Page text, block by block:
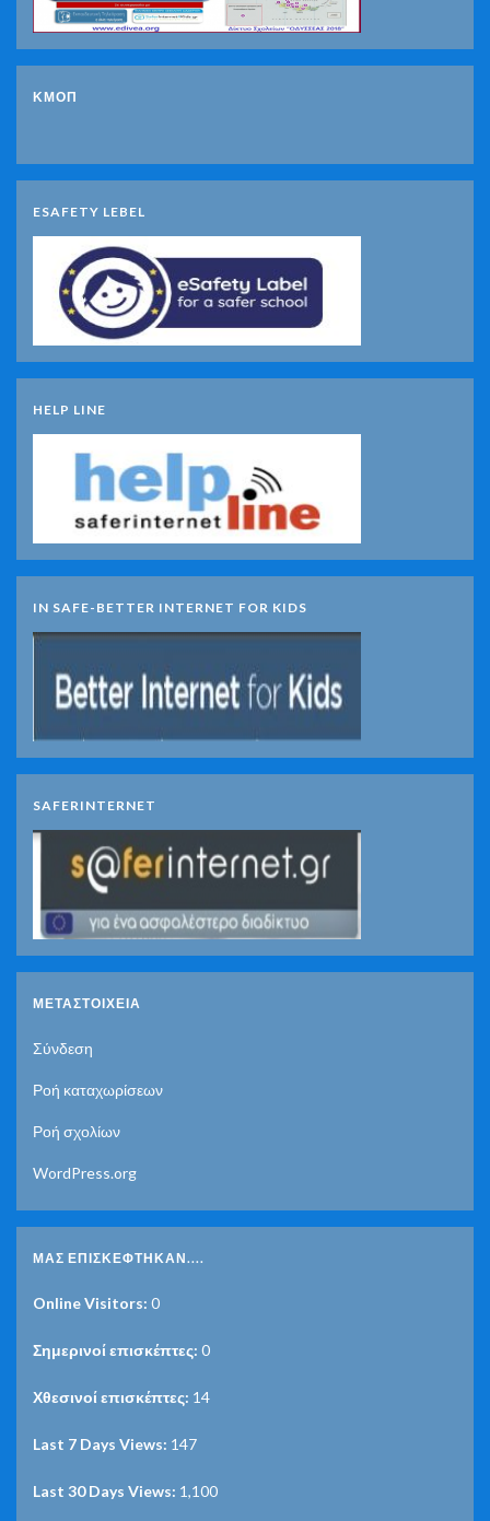
ΚΜΟΠ
ESAFETY LEBEL
HELP LINE
IN SAFE-BETTER INTERNET FOR KIDS
SAFERINTERNET
ΜΕΤΑΣΤΟΙΧΕΊΑ
Σύνδεση
Ροή καταχωρίσεων
Ροή σχολίων
WordPress.org
ΜΑΣ ΕΠΙΣΚΈΦΤΗΚΑΝ....
Online Visitors: 0
Σημερινοί επισκέπτες: 0
Χθεσινοί επισκέπτες: 14
Last 7 Days Views: 147
Last 30 Days Views: 1,100